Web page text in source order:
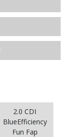
2.0 CDI
BlueEfficiency
Fun Fap